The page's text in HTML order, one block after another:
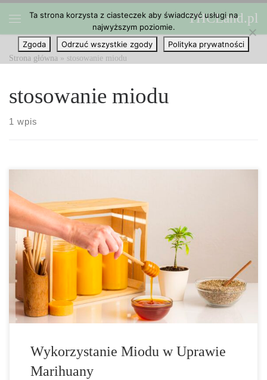
Przejdź do treści THCLand.pl
Strona główna » stosowanie miodu
stosowanie miodu
1 wpis
Czy można stosować miód w uprawie marihuany? Miód, słodki
dar od pszczół miodnych, jest wszechstronną substancją. Można go
stosować w żywności, w celach leczniczych lub po prostu jako
słodką przekąskę dla łasuchów. Ale czy wiesz, że ten złoty płyn
świetnie […]
Wykorzystanie Miodu w Uprawie
Marihuany
Ta strona korzysta z ciasteczek aby świadczyć usługi na
najwyższym poziomie.
Zgoda
Odrzuć wszystkie zgody Polityka prywatności